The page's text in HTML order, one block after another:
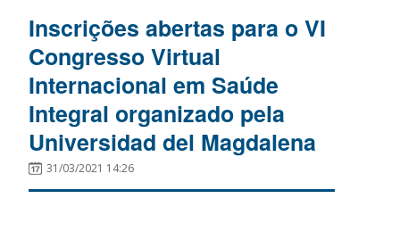
Inscrições abertas para o VI
Congresso Virtual
Internacional em Saúde
Integral organizado pela
Universidad del Magdalena
31/03/2021 14:26